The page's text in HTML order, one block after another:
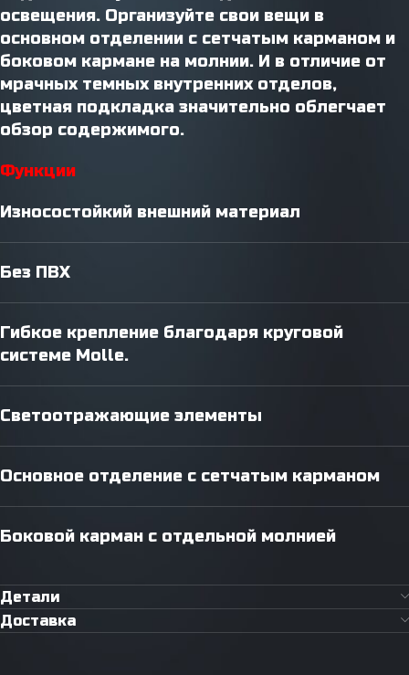
освещения. Организуйте свои вещи в
основном отделении с сетчатым карманом и
боковом кармане на молнии. И в отличие от
мрачных темных внутренних отделов,
цветная подкладка значительно облегчает
обзор содержимого.
Функции
Износостойкий внешний материал
Без ПВХ
Гибкое крепление благодаря круговой
системе Molle.
Светоотражающие элементы
Основное отделение с сетчатым карманом
Боковой карман с отдельной молнией
Детали
Доставка